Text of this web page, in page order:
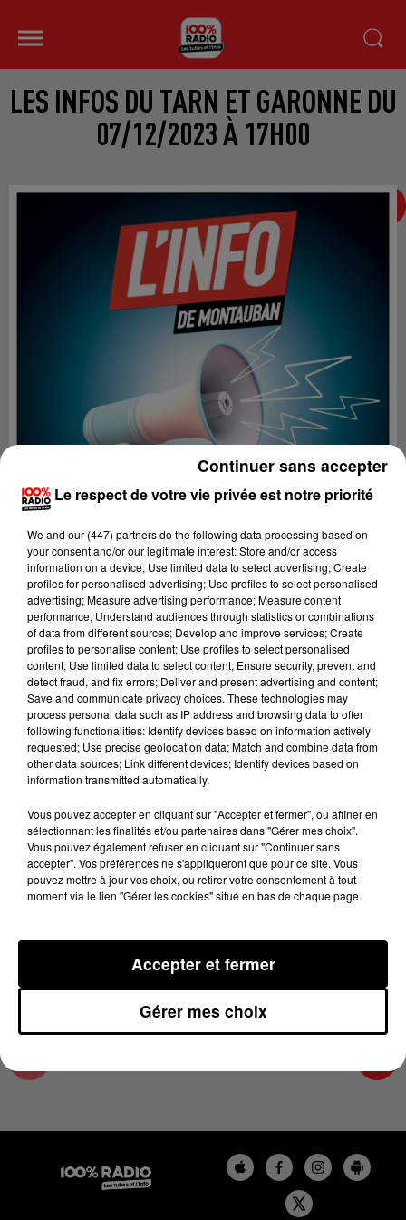
LES INFOS DU TARN ET GARONNE DU
07/12/2023 À 17H00
Lecture (4 min 22 sec)
100%
100% Radio les infos du Tarn et Garonne
7 décembre 2023 - 4 min 22 sec
LES INFOS DU TARN ET GARONNE DU
07/12/2023 À 17H00
Podcasts infos du Tarn et Garonne
Le respect de votre vie privée est notre priorité
We and our (447) partnersdo the following data processing based on
your consent and/or our legitimate interest: Store and/or access
information on a device; Use limited data to select advertising; Create
profiles for personalised advertising; Use profiles to select personalised
advertising; Measure advertising performance; Measure content
performance; Understand audiences through statistics or combinations
of data from different sources; Develop and improve services; Create
profiles to personalise content; Use profiles to select personalised
content; Use limited data to select content; Ensure security, prevent and
detect fraud, and fix errors; Deliver and present advertising and content;
Save and communicate privacy choices. These technologies may
process personal data such as IP address and browsing data to offer
following functionalities: Identify devices based on information actively
requested; Use precise geolocation data; Match and combine data from
other data sources; Link different devices; Identify devices based on
information transmitted automatically.
Vous pouvez accepter en cliquant sur "Accepter et fermer", ou affiner en
sélectionnant les finalités et/ou partenaires dans "Gérer mes choix".
Vous pouvez également refuser en cliquant sur "Continuer sans
accepter". Vos préférences ne s'appliqueront que pour ce site. Vous
pouvez mettre à jour vos choix, ou retirer votre consentement à tout
moment via le lien "Gérer les cookies" situé en bas de chaque page.
Gérer mes choix
Accepter et fermer
Continuer sans accepter